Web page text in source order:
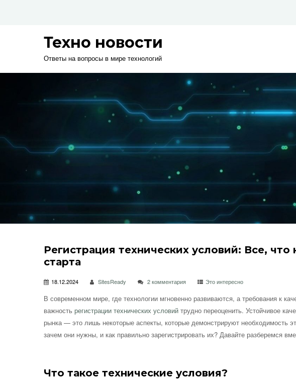
Техно новости
Ответы на вопросы в мире технологий
Регистрация технических условий: Все,
старта
18.12.2024 SitesReady 2 комментария Это интересно
В современном мире, где технологии мгновенно развиваются, а требования к
важность регистрации технических условий трудно переоценить. Устойчивое
рынка — это лишь некоторые аспекты, которые демонстрируют необходимость
зачем они нужны, и как правильно зарегистрировать их? Давайте разберемся
Что такое технические условия?